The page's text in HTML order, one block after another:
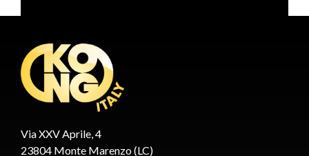
Via XXV Aprile, 4
23804 Monte Marenzo (LC)